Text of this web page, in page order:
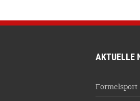
AKTUELLE
Formelsport